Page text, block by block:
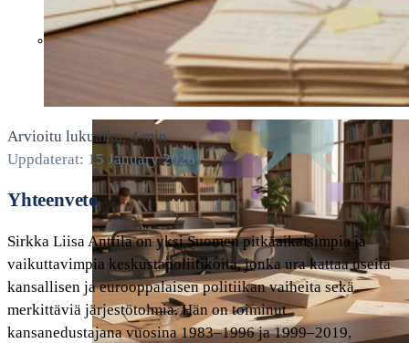
MARIA WERN KAUSI 10 FAKTOJEN
Arvioitu lukuaika: 4 min
Uppdaterat: 15 January 2026
Yhteenveto
Sirkka Liisa Anttila on yksi Suomen pitkäaikaisimpia ja
vaikuttavimpia keskustapoliitikoita, jonka ura kattaa useita
kansallisen ja eurooppalaisen politiikan vaiheita sekä
merkittäviä järjestötoimia. Hän on toiminut
kansanedustajana vuosina 1983–1996 ja 1999–2019,